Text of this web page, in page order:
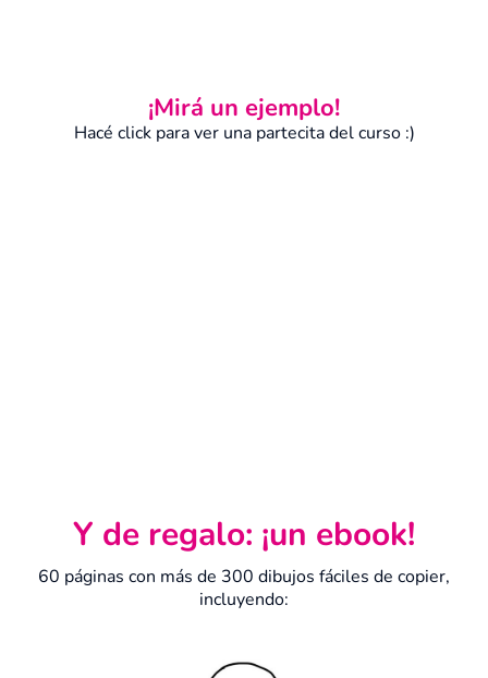
¡Mirá un ejemplo!
Hacé click para ver una partecita del curso :)
Y de regalo: ¡un ebook!
60 páginas con más de 300 dibujos fáciles de copier,
incluyendo: